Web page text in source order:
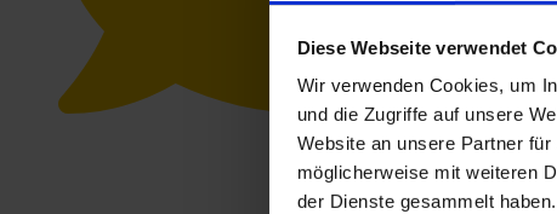
Diese Webseite verwendet
Wir verwenden Cookies, um
und die Zugriffe auf unsere
Website an unsere Partner
möglicherweise mit weiteren
der Dienste gesammelt haben.